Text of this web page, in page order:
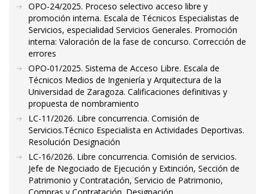
OPO-24/2025. Proceso selectivo acceso libre y
promoción interna. Escala de Técnicos Especialistas de
Servicios, especialidad Servicios Generales. Promoción
interna: Valoración de la fase de concurso. Corrección de
errores
OPO-01/2025. Sistema de Acceso Libre. Escala de
Técnicos Medios de Ingeniería y Arquitectura de la
Universidad de Zaragoza. Calificaciones definitivas y
propuesta de nombramiento
LC-11/2026. Libre concurrencia. Comisión de
Servicios.Técnico Especialista en Actividades Deportivas.
Resolución Designación
LC-16/2026. Libre concurrencia. Comisión de servicios.
Jefe de Negociado de Ejecución y Extinción, Sección de
Patrimonio y Contratación, Servicio de Patrimonio,